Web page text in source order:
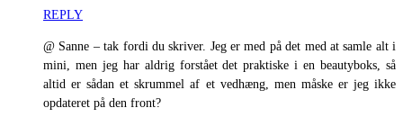
REPLY
@ Sanne – tak fordi du skriver. Jeg er med på det med at samle alt i
mini, men jeg har aldrig forstået det praktiske i en beautyboks, så
altid er sådan et skrummel af et vedhæng, men måske er jeg ikke
opdateret på den front?